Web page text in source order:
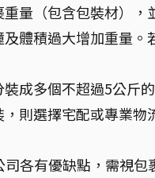
量（包含包裝材），
體積過大增加重量。
成多個不超過5公斤
則選擇宅配或專業物
各有優缺點，需視